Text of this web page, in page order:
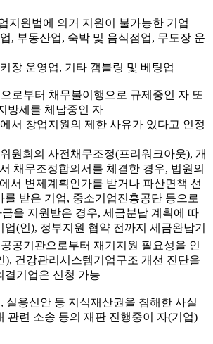
지원법에 의거 지원이 불가능한 기업
, 부동산업, 숙박 및 음식점업, 무도장 운
장 운영업, 기타 갬블링 및 베팅업
로부터 채무불이행으로 규제중인 자 또
방세를 체납중인 자
서 창업지원의 제한 사유가 있다고 인정
원회의 사전채무조정(프리워크아웃), 개
채무조정합의서를 체결한 경우, 법원의
서 변제계획인가를 받거나 파산면책 선
를 받은 기업, 중소기업진흥공단 등으로
을 지원받은 경우, 세금분납 계획에 따
업(인), 정부지원 협약 전까지 세금완납기
공기관으로부터 재기지원 필요성을 인
), 건강관리시스템기업구조 개선 진단을
결기업은 신청 가능
실용신안 등 지식재산권을 침해한 사실
관련 소송 등의 재판 진행중이 자(기업)